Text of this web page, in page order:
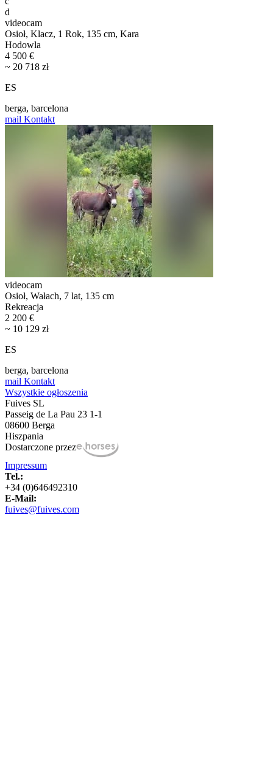
d
videocam
Osioł, Klacz, 1 Rok, 135 cm, Kara
Hodowla
4 500 €
~ 20 718 zł
ES
berga, barcelona
mail Kontakt
videocam
Osioł, Wałach, 7 lat, 135 cm
Rekreacja
2 200 €
~ 10 129 zł
ES
berga, barcelona
mail Kontakt
Wszystkie ogłoszenia
Fuives SL
Passeig de La Pau 23 1-1
08600 Berga
Hiszpania
Dostarczone przez
Impressum
Tel.:
+34 (0)646492310
E-Mail:
fuives@fuives.com